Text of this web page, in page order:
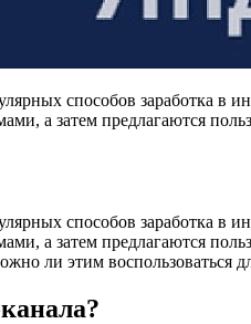
способов заработка в
а затем предлагаются
способов заработка в
а затем предлагаются
ли этим воспользоваться